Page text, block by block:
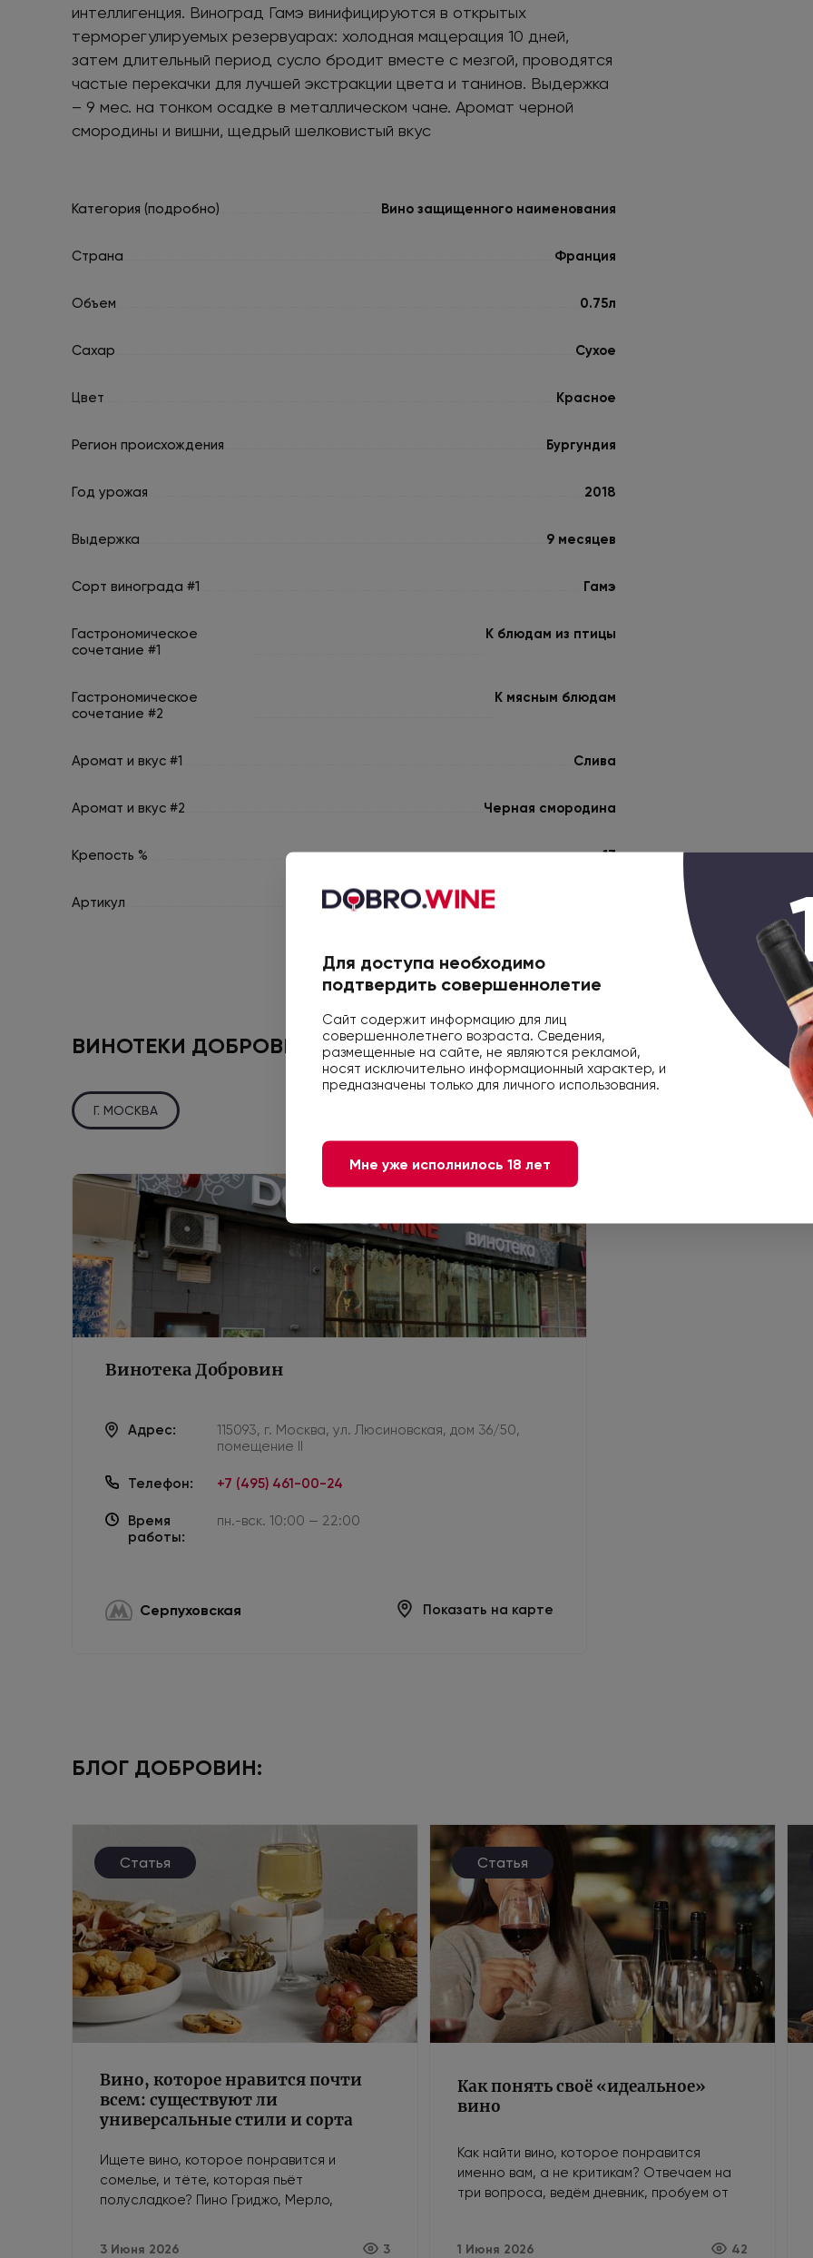
интеллигенция. Виноград Гамэ винифицируются в открытых
терморегулируемых резервуарах: холодная мацерация 10 дней,
затем длительный период сусло бродит вместе с мезгой, проводятся
частые перекачки для лучшей экстракции цвета и танинов. Выдержка
– 9 мес. на тонком осадке в металлическом чане. Аромат черной
смородины и вишни, щедрый шелковистый вкус
Категория (подробно) Вино защищенного наименования
Страна Франция
Объем 0.75л
Сахар Сухое
Цвет Красное
Регион происхождения Бургундия
Год урожая 2018
Выдержка 9 месяцев
Сорт винограда #1 Гамэ
Гастрономическое
сочетание #1
К блюдам из птицы
Гастрономическое
сочетание #2
К мясным блюдам
Аромат и вкус #1 Слива
Аромат и вкус #2 Черная смородина
Крепость % 13
Артикул
ВИНОТЕКИ ДОБРОВИН
Г. МОСКВА
Винотека Добровин
Адрес:
115093, г. Москва, ул. Люсиновская, дом 36/50,
помещение II
Телефон: +7 (495) 461-00-24
Время
работы:
пн.-вск. 10:00 — 22:00
Серпуховская Показать на карте
БЛОГ ДОБРОВИН:
Статья
Вино, которое нравится почти
всем: существуют ли
универсальные стили и сорта
Ищете вино, которое понравится и
сомелье, и тёте, которая пьёт
полусладкое? Пино Гриджо, Мерло,
3 Июня 2026 3
Статья
Как понять своё «идеальное»
вино
Как найти вино, которое понравится
именно вам, а не критикам? Отвечаем на
три вопроса, ведём дневник, пробуем от
1 Июня 2026 42
Для доступа необходимо
подтвердить совершеннолетие
Сайт содержит информацию для лиц
совершеннолетнего возраста. Сведения,
размещенные на сайте, не являются рекламой,
носят исключительно информационный характер, и
предназначены только для личного использования.
Мне уже исполнилось 18 лет